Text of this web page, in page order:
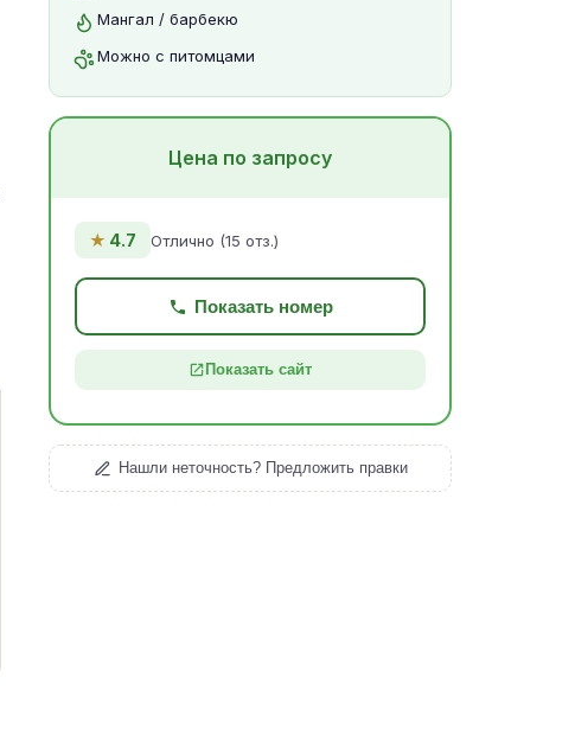
Мангал / барбекю
Можно с питомцами
Цена по запросу
★ 4.7 Отлично (15 отз.)
Показать номер
Показать сайт
Нашли неточность? Предложить правки